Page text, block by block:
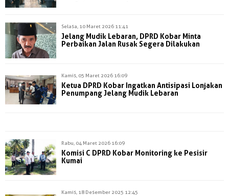
Selasa, 10 Maret 2026 11:41
Jelang Mudik Lebaran, DPRD Kobar Minta
Perbaikan Jalan Rusak Segera Dilakukan
Kamis, 05 Maret 2026 16:09
Ketua DPRD Kobar Ingatkan Antisipasi Lonjakan
Penumpang Jelang Mudik Lebaran
Rabu, 04 Maret 2026 16:09
Komisi C DPRD Kobar Monitoring ke Pesisir
Kumai
Kamis, 18 Desember 2025 12:45